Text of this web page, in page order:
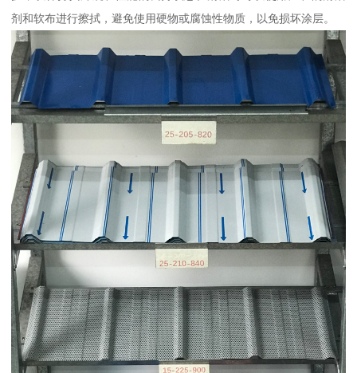
剂和软布进行擦拭，避免使用硬物或腐蚀性物质，以免损坏涂层。